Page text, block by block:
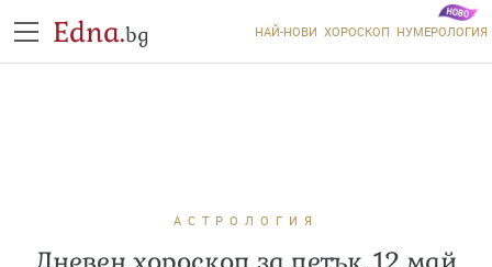
Edna.bg НАЙ-НОВИ ХОРОСКОП НУМЕРОЛОГИЯ
АСТРОЛОГИЯ